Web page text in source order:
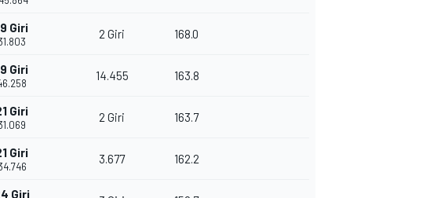
Giri 2 Giri 168.0
Giri 14.455 163.8
Giri 2 Giri 163.7
Giri 3.677 162.2
Giri